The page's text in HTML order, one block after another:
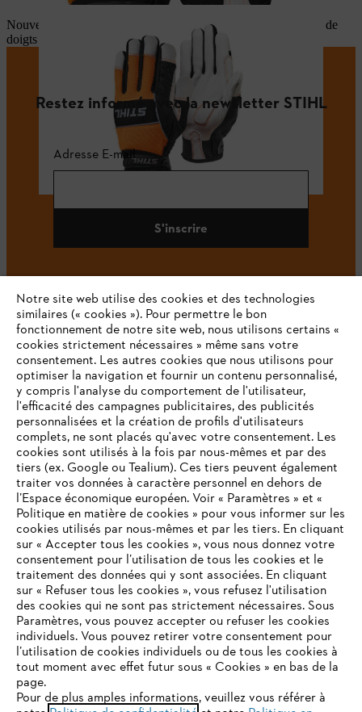
Nouveau design à partir de Q2/2022 avec seulement deux dos de
doigts oranges.
concerné par le rappel.
Restez informé avec la newsletter STIHL
Adresse E-mail
S'inscrire
#STIHL
L'Entreprise
STIHL FAQ
Contact
Politique de protection des données
Mentions légales Utilisation des cookies
VOTRE NAVIGATEUR INTERNET
N'EST PLUS PRIS EN CHARGE
Vous utilisez un navigateur Internet que nous ne prenons plus
en charge, et certaines fonctionnalités de notre site ne
peuvent fonctionner correctement. Pour une utilisation
optimale de notre site, nous vous recommandons de passer à
Notre site web utilise des cookies et des technologies
similaires (« cookies »). Pour permettre le bon
fonctionnement de notre site web, nous utilisons certains «
cookies strictement nécessaires » même sans votre
consentement. Les autres cookies que nous utilisons pour
optimiser la navigation et fournir un contenu personnalisé,
y compris l'analyse du comportement de l'utilisateur,
l'efficacité des campagnes publicitaires, des publicités
personnalisées et la création de profils d'utilisateurs
complets, ne sont placés qu'avec votre consentement. Les
cookies sont utilisés à la fois par nous-mêmes et par des
tiers (ex. Google ou Tealium). Ces tiers peuvent également
traiter vos données à caractère personnel en dehors de
l’Espace économique européen. Voir « Paramètres » et «
Politique en matière de cookies » pour vous informer sur les
cookies utilisés par nous-mêmes et par les tiers. En cliquant
sur « Accepter tous les cookies », vous nous donnez votre
consentement pour l’utilisation de tous les cookies et le
traitement des données qui y sont associées. En cliquant
sur « Refuser tous les cookies », vous refusez l'utilisation
des cookies qui ne sont pas strictement nécessaires. Sous
Paramètres, vous pouvez accepter ou refuser les cookies
individuels. Vous pouvez retirer votre consentement pour
l’utilisation de cookies individuels ou de tous les cookies à
tout moment avec effet futur sous « Cookies » en bas de la
page.
Pour de plus amples informations, veuillez vous référer à